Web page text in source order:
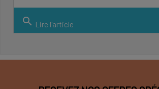
search Lire l'article